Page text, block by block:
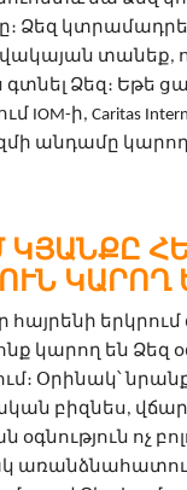
Ձեզ
տանեք,
Ձեզ։ Եթե
IOM-ի, Caritas
անդամը կարող
ԿԱՐՈՂ
հայրենի
կարող են Ձեզ
Օրինակ՝
բիզնես,
ոչ